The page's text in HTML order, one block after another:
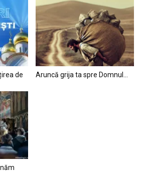
de
Aruncă grija ta spre Domnul…